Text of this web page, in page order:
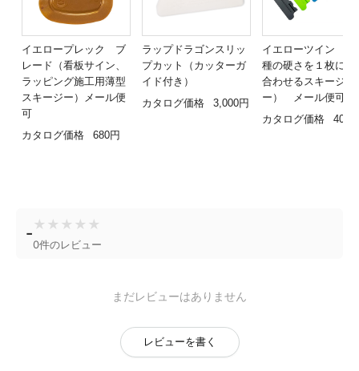
イエロープレック ブ
レード（看板サイン、
ラッピング施工用薄型
スキージー）メール便
可
カタログ価格
680円
ラップドラゴンスリッ
プカット（カッターガ
イド付き）
カタログ価格
3,000円
イエローツイン （
種の硬さを１枚に組
合わせるスキージ
ー） メール便可
カタログ価格
400
- ★ ★ ★ ★ ★
0件のレビュー
まだレビューはありません
レビューを書く